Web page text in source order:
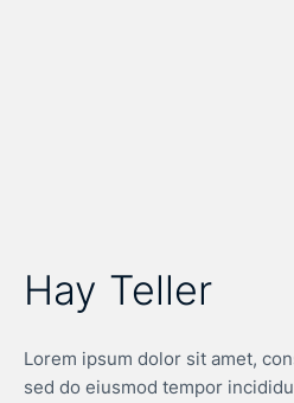
Hay Teller
Lorem ipsum dolor sit amet,
sed do eiusmod tempor